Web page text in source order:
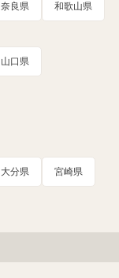
奈良県 和歌山県
山口県
大分県 宮崎県